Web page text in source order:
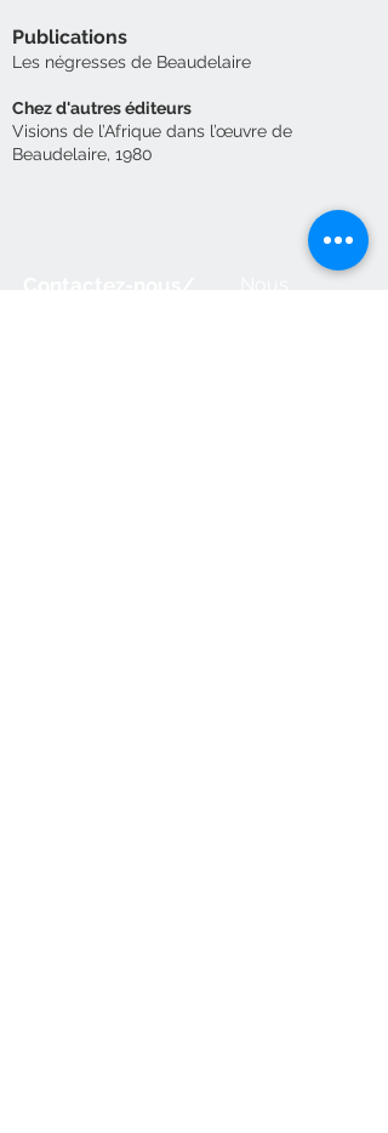
Publications
Les négresses de Beaudelaire
Chez d'autres éditeurs
Visions de l’Afrique dans l’œuvre de
Beaudelaire, 1980